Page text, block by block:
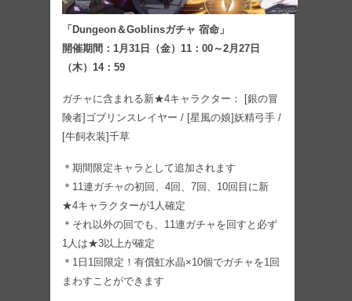
「Dungeon＆Goblinsガチャ 宿命」
開催期間：1月31日（金）11：00～2月27日
（木）14：59
ガチャに含まれる新★4キャラクター： [銀の冒
険者]ゴブリンスレイヤー / [星風の娘]妖精弓手 /
[牛飼衣装]千草
＊期間限定キャラとして追加されます
＊11連ガチャの初回、4回、7回、10回目に新
★4キャラクターが1人確定
＊それ以外の回でも、11連ガチャを回すと必ず
1人は★3以上が確定
＊1日1回限定！有償虹水晶×10個でガチャを1回
まわすことができます